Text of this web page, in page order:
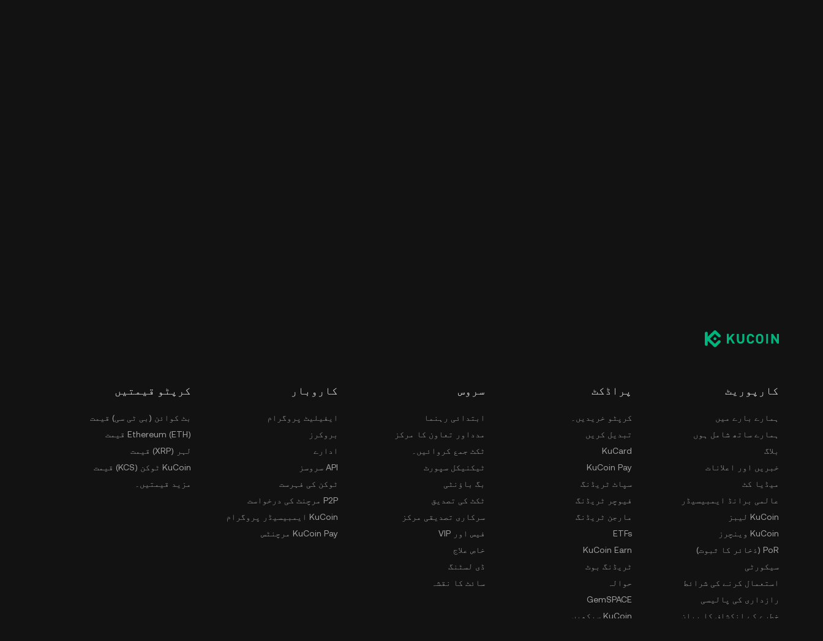
کارپوریٹ
ہمارے بارے میں
ہمارے ساتھ شامل ہوں
بلاگ
خبریں اور اعلانات
میڈیا کٹ
عالمی برانڈ ایمبیسیڈر
KuCoin لیبز
KuCoin وینچرز
PoR (ذخائر کا ثبوت)
سیکورٹی
استعمال کرنے کی شرائط
رازداری کی پالیسی
خطرے کے انکشاف کا بیان
پراڈکٹ
کرپٹو خریدیں۔
تبدیل کریں
KuCard
KuCoin Pay
سپاٹ ٹریڈنگ
فیوچر ٹریڈنگ
مارجن ٹریڈنگ
ETFs
KuCoin Earn
ٹریڈنگ بوٹ
حوالہ
GemSPACE
KuCoin سیکھیں۔
سروس
ابتدائی رہنما
مدداور تعاون کا مرکز
ٹکٹ جمع کروائیں۔
ٹیکنیکل سپورٹ
بگ باؤنٹی
ٹکٹ کی تصدیق
سرکاری تصدیقی مرکز
فیس اور VIP
خاص علاج
ڈی لسٹنگ
سائٹ کا نقشہ
کاروبار
ایفیلیٹ پروگرام
بروکرز
ادارے
API سروسز
ٹوکن کی فہرست
P2P مرچنٹ کی درخواست
KuCoin ایمبیسیڈر پروگرام
KuCoin Pay مرچنٹس
کرپٹو قیمتیں
بٹ کوائن (بی ٹی سی) قیمت
Ethereum (ETH) قیمت
لہر (XRP) قیمت
KuCoin ٹوکن (KCS) قیمت
مزید قیمتیں۔